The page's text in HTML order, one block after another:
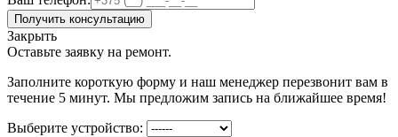
Получить консультацию
Закрыть
Оставьте заявку на ремонт.
Заполните короткую форму и наш менеджер перезвонит вам в
течение 5 минут. Мы предложим запись на ближайшее время!
Выберите устройство: